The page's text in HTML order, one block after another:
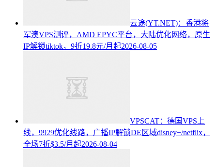
云途(YT.NET)：香港将
军澳VPS测评，AMD EPYC平台，大陆优化网络，原生
IP解锁tiktok，9折19.8元/月起2026-08-05
VPSCAT：德国VPS上
线，9929优化线路，广播IP解锁DE区域disney+/netflix，
全场7折$3.5/月起2026-08-04